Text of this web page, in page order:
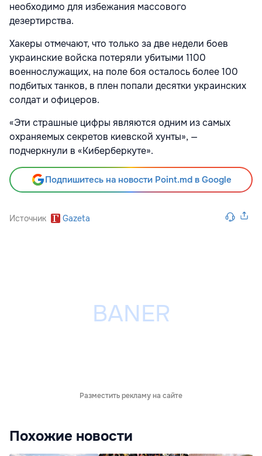
необходимо для избежания массового
дезертирства.
Хакеры отмечают, что только за две недели боев
украинские войска потеряли убитыми 1100
военнослужащих, на поле боя осталось более 100
подбитых танков, в плен попали десятки украинских
солдат и офицеров.
«Эти страшные цифры являются одним из самых
охраняемых секретов киевской хунты», —
подчеркнули в «Киберберкуте».
Подпишитесь на новости Point.md в Google
Источник Gazeta
Разместить рекламу на сайте
Похожие новости